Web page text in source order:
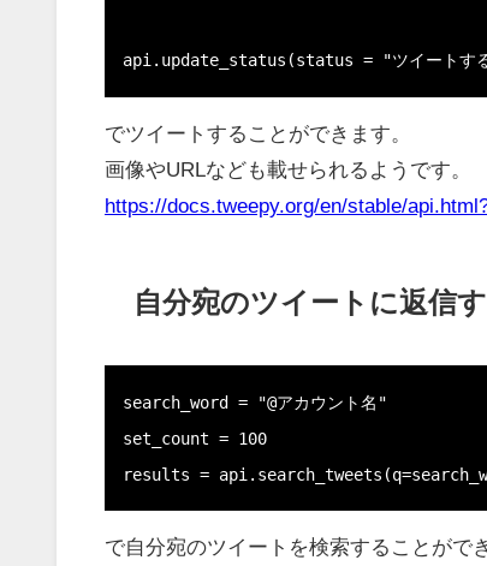
api.update_status(status = "ツイートす
でツイートすることができます。
画像やURLなども載せられるようです。
https://docs.tweepy.org/en/stable/
自分宛のツイートに返信
search_word = "@アカウント名"
set_count = 100
results =
で自分宛のツイートを検索することがで